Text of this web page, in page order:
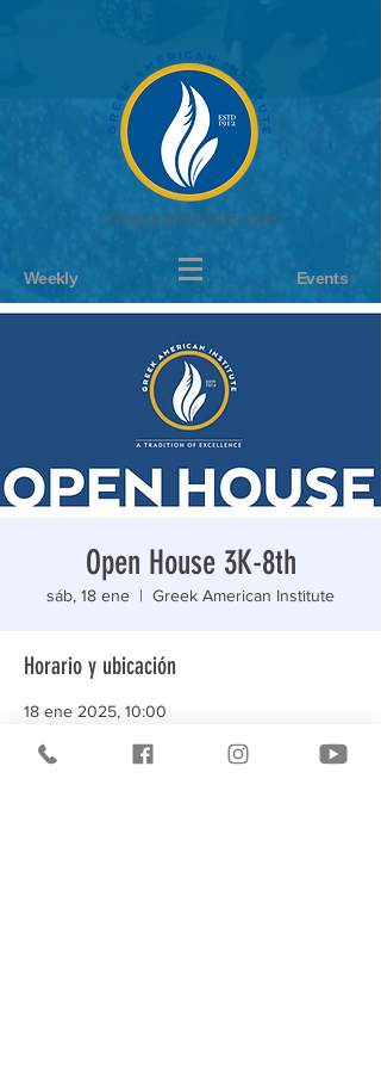
Weekly Events
Open House 3K-8th
sáb, 18 ene
  |
Greek American Institute
Horario y ubicación
18 ene 2025, 10:00
Blvd, Bronx, NY 10461, USA